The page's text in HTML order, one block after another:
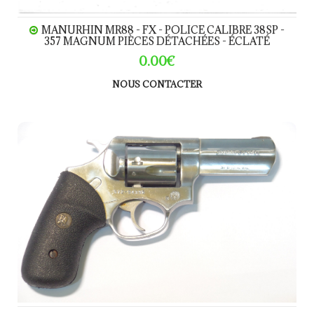
MANURHIN MR88 - FX - POLICE CALIBRE 38SP -
357 MAGNUM PIÈCES DÉTACHÉES - ÉCLATÉ
0.00€
NOUS CONTACTER